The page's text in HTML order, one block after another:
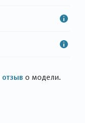
отзыв о модели.